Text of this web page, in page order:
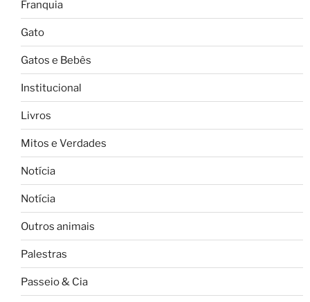
Franquia
Gato
Gatos e Bebês
Institucional
Livros
Mitos e Verdades
Notícia
Notícia
Outros animais
Palestras
Passeio & Cia